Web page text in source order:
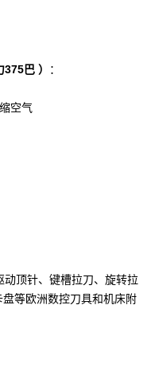
巴 ）
：
空气
顶针、键槽拉刀、旋转拉
等欧洲数控刀具和机床附